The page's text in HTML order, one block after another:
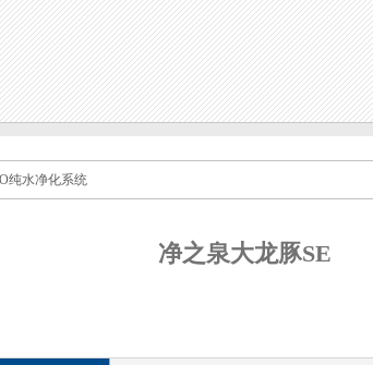
纯水净化系统
净之泉大龙豚SE